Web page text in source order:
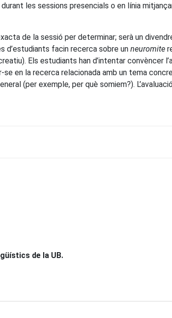
les sessions presencials o en línia
de la sessió per determinar; serà un
d’estudiants facin recerca sobre un neuromite
Els estudiants han d’intentar convèncer
en la recerca relacionada amb un tema
(per exemple, per què somiem?).
de la UB.